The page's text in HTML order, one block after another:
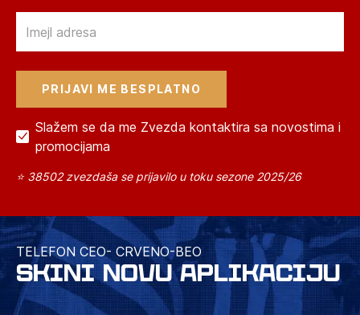
Slažem se da me Zvezda kontaktira sa novostima i
promocijama
⭐ 38502 zvezdaša se prijavilo u toku sezone 2025/26
TELEFON CEO- CRVENO-BEO
SKINI NOVU APLIKACIJU